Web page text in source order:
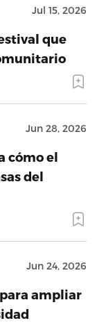
Jul 15, 2026
que
Jun 28, 2026
cómo el
del
Jun 24, 2026
ampliar